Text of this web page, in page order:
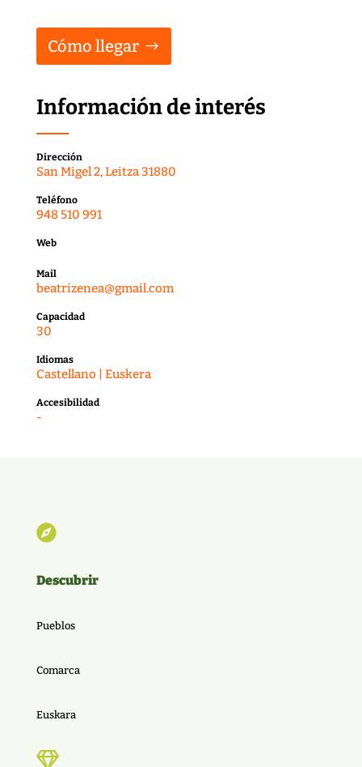
Cómo llegar
Información de interés
Dirección
San Migel 2, Leitza 31880
Teléfono
948 510 991
Web
Mail
beatrizenea@gmail.com
Capacidad
30
Idiomas
Castellano | Euskera
Accesibilidad
-

Descubrir
Pueblos
Comarca
Euskara
